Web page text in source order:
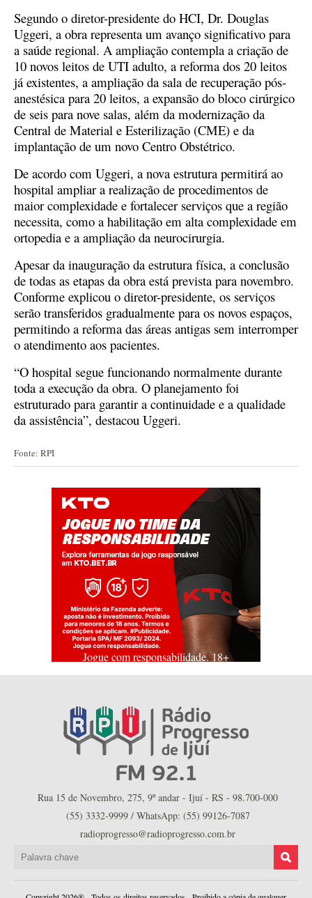
Segundo o diretor-presidente do HCI, Dr. Douglas
Uggeri, a obra representa um avanço significativo para
a saúde regional. A ampliação contempla a criação de
10 novos leitos de UTI adulto, a reforma dos 20 leitos
já existentes, a ampliação da sala de recuperação pós-
anestésica para 20 leitos, a expansão do bloco cirúrgico
de seis para nove salas, além da modernização da
Central de Material e Esterilização (CME) e da
implantação de um novo Centro Obstétrico.
De acordo com Uggeri, a nova estrutura permitirá ao
hospital ampliar a realização de procedimentos de
maior complexidade e fortalecer serviços que a região
necessita, como a habilitação em alta complexidade em
ortopedia e a ampliação da neurocirurgia.
Apesar da inauguração da estrutura física, a conclusão
de todas as etapas da obra está prevista para novembro.
Conforme explicou o diretor-presidente, os serviços
serão transferidos gradualmente para os novos espaços,
permitindo a reforma das áreas antigas sem interromper
o atendimento aos pacientes.
“O hospital segue funcionando normalmente durante
toda a execução da obra. O planejamento foi
estruturado para garantir a continuidade e a qualidade
da assistência”, destacou Uggeri.
Fonte: RPI
Jogue com responsabilidade. 18+
Rua 15 de Novembro, 275, 9º andar - Ijuí - RS - 98.700-000
(55) 3332-9999 / WhatsApp: (55) 99126-7087
radioprogresso@radioprogresso.com.br